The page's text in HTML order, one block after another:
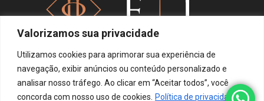
Valorizamos sua privacidade
Utilizamos cookies para aprimorar sua experiência de
navegação, exibir anúncios ou conteúdo personalizado e
analisar nosso tráfego. Ao clicar em “Aceitar todos”, você
concorda com nosso uso de cookies. Política de privacidade
Política de privacidade